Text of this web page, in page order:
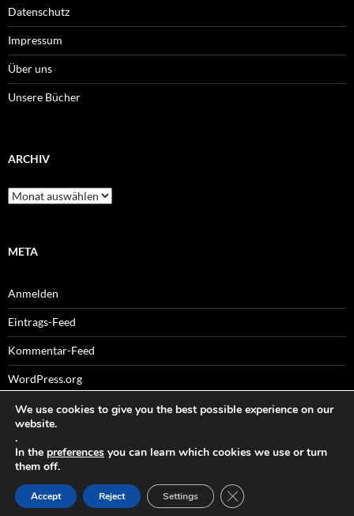
Datenschutz
Impressum
Über uns
Unsere Bücher
ARCHIV
Archiv
META
Anmelden
Eintrags-Feed
Kommentar-Feed
WordPress.org
Sitemaps
Datenschutz Stolz präsentiert von WordPress
We use cookies to give you the best possible experience on our
website.
.
In the preferences you can learn which cookies we use or turn
them off.
Accept Reject Settings GDPR COOKIE-